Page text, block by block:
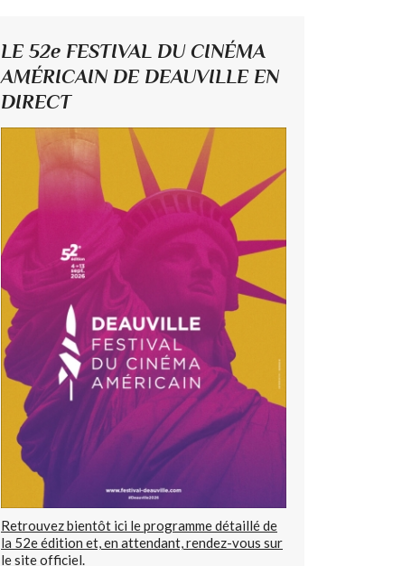
LE 52e FESTIVAL DU CINÉMA
AMÉRICAIN DE DEAUVILLE EN
DIRECT
Retrouvez bientôt ici le programme détaillé de
la 52e édition et, en attendant, rendez-vous sur
le site officiel.